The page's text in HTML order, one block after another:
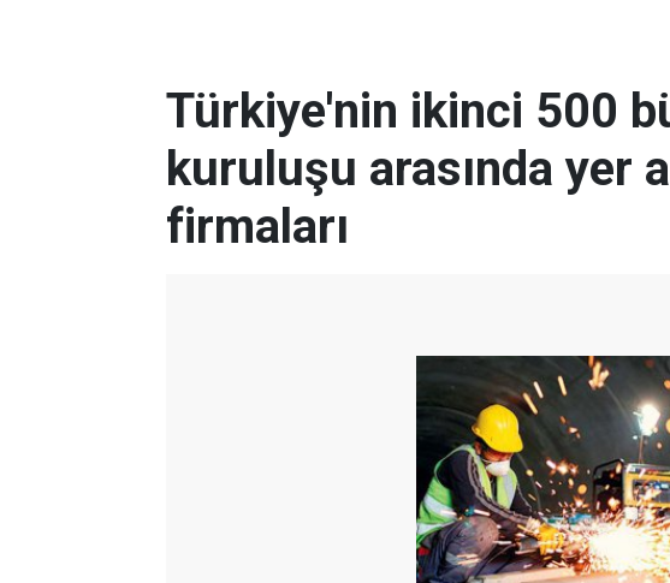
Türkiye'nin ikinci 500
kuruluşu arasında yer
firmaları